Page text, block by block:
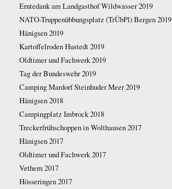
Erntedank am Landgasthof Wildwasser 2019
NATO-Truppenübbungsplatz (TrÜbPl) Bergen 2019
Hänigsen 2019
Kartoffelroden Hustedt 2019
Oldtimer und Fachwerk 2019
Tag der Bundeswehr 2019
Camping Mardorf Steinhuder Meer 2019
Hänigsen 2018
Campingplatz Imbrock 2018
Treckerfrühschoppen in Wolthausen 2017
Hänigsen 2017
Oldtimer und Fachwerk 2017
Vethem 2017
Hösseringen 2017